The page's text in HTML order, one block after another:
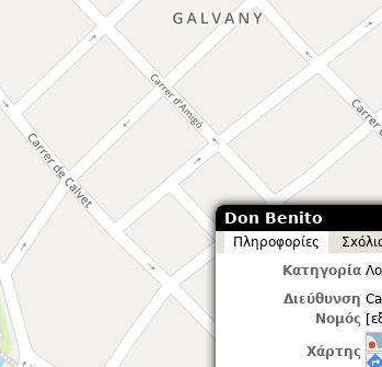
Don Benito
Πληροφορίες
Κατηγορία
Διεύθυνση
Νομός
Χάρτης